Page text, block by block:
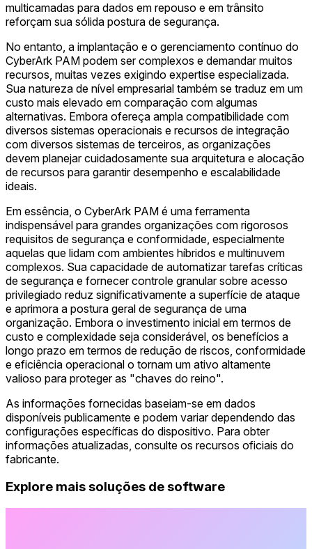
multicamadas para dados em repouso e em trânsito
reforçam sua sólida postura de segurança.
No entanto, a implantação e o gerenciamento contínuo do
CyberArk PAM podem ser complexos e demandar muitos
recursos, muitas vezes exigindo expertise especializada.
Sua natureza de nível empresarial também se traduz em um
custo mais elevado em comparação com algumas
alternativas. Embora ofereça ampla compatibilidade com
diversos sistemas operacionais e recursos de integração
com diversos sistemas de terceiros, as organizações
devem planejar cuidadosamente sua arquitetura e alocação
de recursos para garantir desempenho e escalabilidade
ideais.
Em essência, o CyberArk PAM é uma ferramenta
indispensável para grandes organizações com rigorosos
requisitos de segurança e conformidade, especialmente
aquelas que lidam com ambientes híbridos e multinuvem
complexos. Sua capacidade de automatizar tarefas críticas
de segurança e fornecer controle granular sobre acesso
privilegiado reduz significativamente a superfície de ataque
e aprimora a postura geral de segurança de uma
organização. Embora o investimento inicial em termos de
custo e complexidade seja considerável, os benefícios a
longo prazo em termos de redução de riscos, conformidade
e eficiência operacional o tornam um ativo altamente
valioso para proteger as "chaves do reino".
As informações fornecidas baseiam-se em dados
disponíveis publicamente e podem variar dependendo das
configurações específicas do dispositivo. Para obter
informações atualizadas, consulte os recursos oficiais do
fabricante.
Explore mais soluções de software